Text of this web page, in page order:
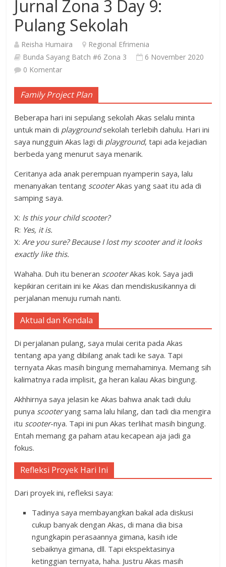
Jurnal Zona 3 Day 9:
Pulang Sekolah
Reisha Humaira
Regional Efrimenia
Bunda Sayang Batch #6 Zona 3
6 November 2020
0 Komentar
Family Project Plan
Beberapa hari ini sepulang sekolah Akas selalu minta
untuk main di playgroundsekolah terlebih dahulu. Hari ini
saya nungguin Akas lagi di playground, tapi ada kejadian
berbeda yang menurut saya menarik.
Ceritanya ada anak perempuan nyamperin saya, lalu
menanyakan tentang scooterAkas yang saat itu ada di
samping saya.
X: Is this your child scooter?
R: Yes, it is.
X:Are you sure? Because I lost my scooter and it looks
exactly like this.
Wahaha. Duh itu beneran scooterAkas kok. Saya jadi
kepikiran ceritain ini ke Akas dan mendiskusikannya di
perjalanan menuju rumah nanti.
Aktual dan Kendala
Di perjalanan pulang, saya mulai cerita pada Akas
tentang apa yang dibilang anak tadi ke saya. Tapi
ternyata Akas masih bingung memahaminya. Memang sih
kalimatnya rada implisit, ga heran kalau Akas bingung.
Akhhirnya saya jelasin ke Akas bahwa anak tadi dulu
punya scooteryang sama lalu hilang, dan tadi dia mengira
itu scooter-nya. Tapi ini pun Akas terlihat masih bingung.
Entah memang ga paham atau kecapean aja jadi ga
fokus.
Refleksi Proyek Hari Ini
Dari proyek ini, refleksi saya:
Tadinya saya membayangkan bakal ada diskusi
cukup banyak dengan Akas, di mana dia bisa
ngungkapin perasaannya gimana, kasih ide
sebaiknya gimana, dll. Tapi ekspektasinya
ketinggian ternyata, haha. Justru Akas masih